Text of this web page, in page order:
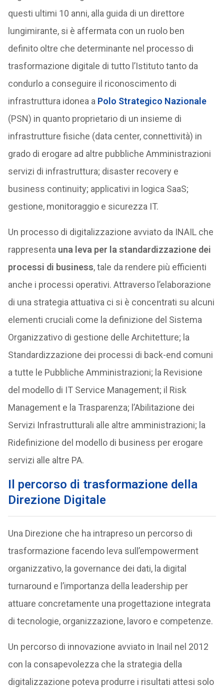
questi ultimi 10 anni, alla guida di un direttore
lungimirante, si è affermata con un ruolo ben
definito oltre che determinante nel processo di
trasformazione digitale di tutto l’Istituto tanto da
condurlo a conseguire il riconoscimento di
infrastruttura idonea a Polo Strategico Nazionale
(PSN) in quanto proprietario di un insieme di
infrastrutture fisiche (data center, connettività) in
grado di erogare ad altre pubbliche Amministrazioni
servizi di infrastruttura; disaster recovery e
business continuity; applicativi in logica SaaS;
gestione, monitoraggio e sicurezza IT.
Un processo di digitalizzazione avviato da INAIL che
rappresenta una leva per la standardizzazione dei
processi di business, tale da rendere più efficienti
anche i processi operativi. Attraverso l’elaborazione
di una strategia attuativa ci si è concentrati su alcuni
elementi cruciali come la definizione del Sistema
Organizzativo di gestione delle Architetture; la
Standardizzazione dei processi di back-end comuni
a tutte le Pubbliche Amministrazioni; la Revisione
del modello di IT Service Management; il Risk
Management e la Trasparenza; l’Abilitazione dei
Servizi Infrastrutturali alle altre amministrazioni; la
Ridefinizione del modello di business per erogare
servizi alle altre PA.
Il percorso di trasformazione della
Direzione Digitale
Una Direzione che ha intrapreso un percorso di
trasformazione facendo leva sull’empowerment
organizzativo, la governance dei dati, la digital
turnaround e l’importanza della leadership per
attuare concretamente una progettazione integrata
di tecnologie, organizzazione, lavoro e competenze.
Un percorso di innovazione avviato in Inail nel 2012
con la consapevolezza che la strategia della
digitalizzazione poteva produrre i risultati attesi solo